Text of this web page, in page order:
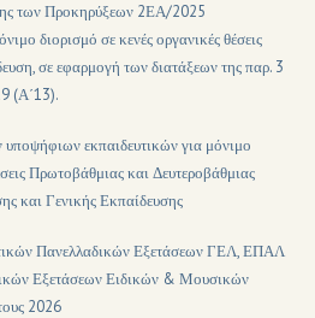
των Προκηρύξεων 2ΕΑ/2025
διορισμό σε κενές οργανικές θέσεις
σε εφαρμογή των διατάξεων της παρ. 3
(Α΄13).
εκπαιδευτικών για μόνιμο
Πρωτοβάθμιας και Δευτεροβάθμιας
και Γενικής Εκπαίδευσης
Πανελλαδικών Εξετάσεων ΓΕΛ, ΕΠΑΛ
Εξετάσεων Ειδικών & Μουσικών
2026